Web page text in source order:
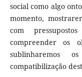
social como algo
momento,
com
compreender os
sublinharemos
compatibilização